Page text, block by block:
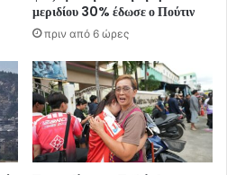
μεριδίου 30% έδωσε ο Πούτιν
πριν από 6 ώρες